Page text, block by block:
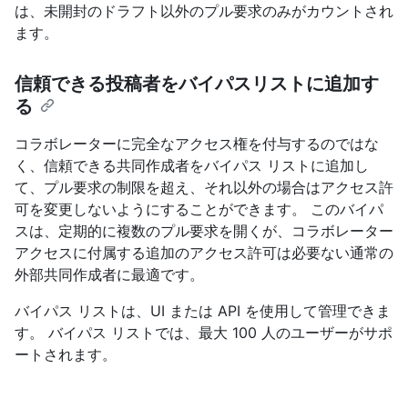
は、未開封のドラフト以外のプル要求のみがカウントされ
ます。
信頼できる投稿者をバイパスリストに追加す
る
コラボレーターに完全なアクセス権を付与するのではな
く、信頼できる共同作成者をバイパス リストに追加し
て、プル要求の制限を超え、それ以外の場合はアクセス許
可を変更しないようにすることができます。 このバイパ
スは、定期的に複数のプル要求を開くが、コラボレーター
アクセスに付属する追加のアクセス許可は必要ない通常の
外部共同作成者に最適です。
バイパス リストは、UI または API を使用して管理できま
す。 バイパス リストでは、最大 100 人のユーザーがサポ
ートされます。